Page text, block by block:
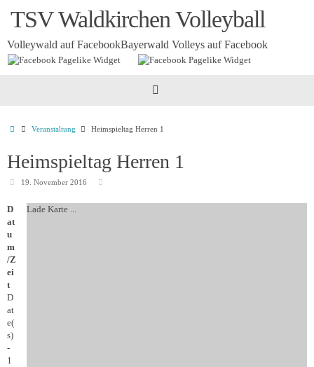
InhaltTSV Waldkirchen Volleyball
Volleywald auf FacebookBayerwald Volleys auf Facebook
Startseite
Veranstaltung Heimspieltag Herren 1
Heimspieltag Herren 1
19. November 2016
Lade Karte ...
D
at
u
m
/Z
ei
t
D
at
e(
s)
-
1